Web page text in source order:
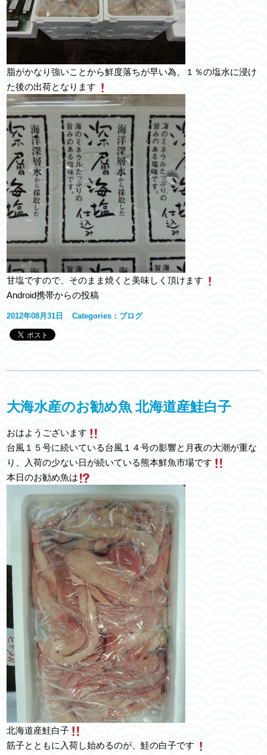
脂がかなり強いことから鮮度落ちが早い為、１％の塩水に浸け
た後の出荷となります
甘塩ですので、そのまま焼くと美味しく頂けます
Android携帯からの投稿
2012年08月31日 Categories： ブログ
大海水産のお勧め魚 北海道産鮭白子
おはようございます
台風１５号に続いている台風１４号の影響と月夜の大潮が重な
り、入荷の少ない日が続いている熊本鮮魚市場です
本日のお勧め魚は
北海道産鮭白子
筋子とともに入荷し始めるのが、鮭の白子です